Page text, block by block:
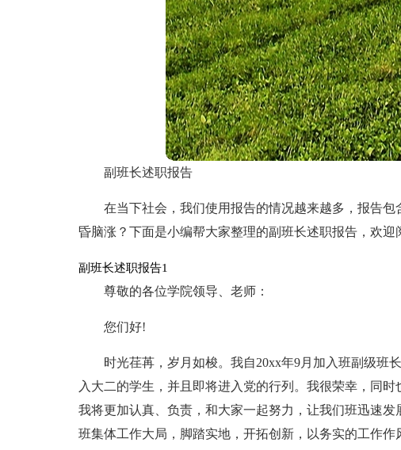
副班长述职报告
在当下社会，我们使用报告的情况越来越多，报告
昏脑涨？下面是小编帮大家整理的副班长述职报告，欢迎
副班长述职报告1
尊敬的各位学院领导、老师：
您们好!
时光荏苒，岁月如梭。我自20xx年9月加入班副级班
入大二的学生，并且即将进入党的行列。我很荣幸，同
我将更加认真、负责，和大家一起努力，让我们班迅速
班集体工作大局，脚踏实地，开拓创新，以务实的工作